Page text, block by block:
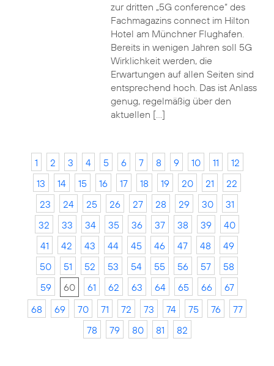
zur dritten „5G conference“ des
Fachmagazins connect im Hilton
Hotel am Münchner Flughafen.
Bereits in wenigen Jahren soll 5G
Wirklichkeit werden, die
Erwartungen auf allen Seiten sind
entsprechend hoch. Das ist Anlass
genug, regelmäßig über den
aktuellen […]
1 2 3 4 5 6 7 8 9 10 11
12
13
14 15 16 17 18 19 20 21
22
23
24 25 26 27 28 29 30
31
32
33 34 35 36 37 38 39
40
41
42 43 44 45 46 47 48
49
50
51 52 53 54 55 56 57
58
59
60 61 62 63 64 65 66
67
68
69 70 71 72 73 74 75 76
77
78
79 80 81 82